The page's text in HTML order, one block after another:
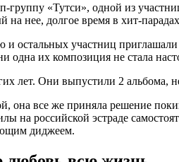
«Тутси», одной из
нее, долгое время в хит-
остальных участниц
их композиция не стала
лет. Они выпустили 2 альбома,
она все же приняла решение
на российской эстраде
диджеем.